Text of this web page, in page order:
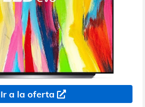
Ir a la oferta